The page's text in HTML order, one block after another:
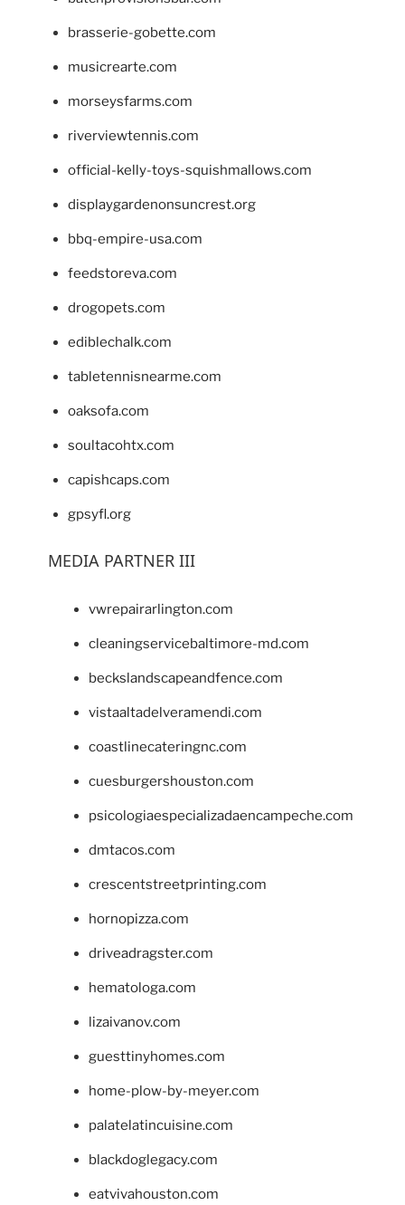
brasserie-gobette.com
musicrearte.com
morseysfarms.com
riverviewtennis.com
official-kelly-toys-squishmallows.com
displaygardenonsuncrest.org
bbq-empire-usa.com
feedstoreva.com
drogopets.com
ediblechalk.com
tabletennisnearme.com
oaksofa.com
soultacohtx.com
capishcaps.com
gpsyfl.org
MEDIA PARTNER III
vwrepairarlington.com
cleaningservicebaltimore-md.com
beckslandscapeandfence.com
vistaaltadelveramendi.com
coastlinecateringnc.com
cuesburgershouston.com
psicologiaespecializadaencampeche.com
dmtacos.com
crescentstreetprinting.com
hornopizza.com
driveadragster.com
hematologa.com
lizaivanov.com
guesttinyhomes.com
home-plow-by-meyer.com
palatelatincuisine.com
blackdoglegacy.com
eatvivahouston.com